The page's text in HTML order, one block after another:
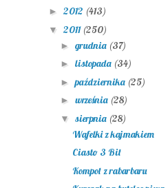
► 2012 (413)
▼ 2011 (250)
► grudnia (37)
► listopada (34)
►października (25)
► września (28)
▼ sierpnia (28)
Wafelki z kajmakiem
Ciasto 3 Bit
Kompot z rabarbaru